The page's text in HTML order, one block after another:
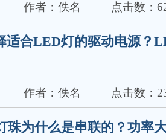
作者：佚名 点击数：
适合LED灯的驱动电源？
作者：佚名 点击数：
珠为什么是串联的？功率